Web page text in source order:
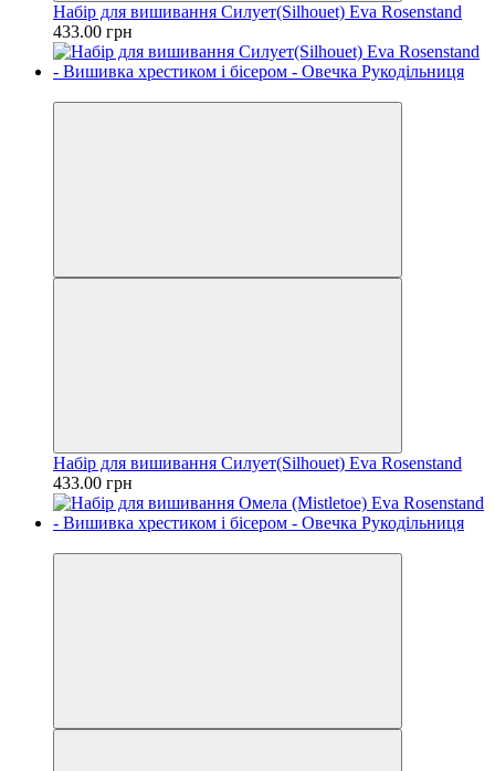
Набір для вишивання Силует(Silhouet) Eva Rosenstand
433.00 грн
Набір для вишивання Силует(Silhouet) Eva Rosenstand
433.00 грн